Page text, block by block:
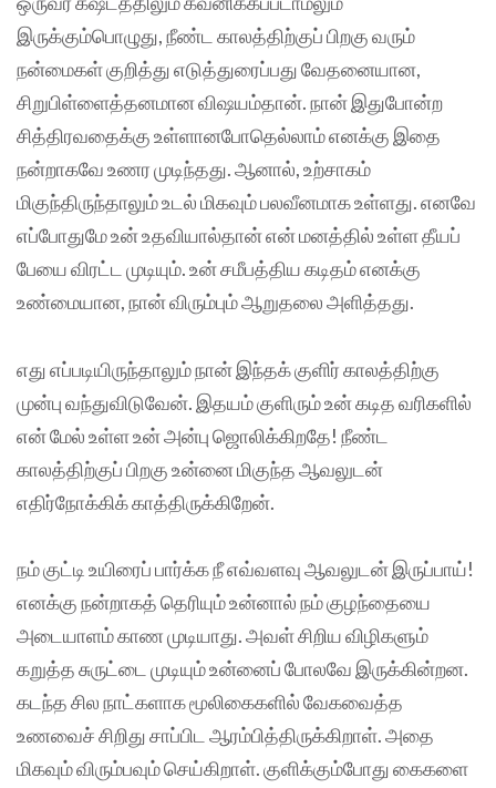
இருக்கும்பொழுது, நீண்ட காலத்திற்குப் பிறகு வரும்
நன்மைகள் குறித்து எடுத்துரைப்பது வேதனையான,
சிறுபிள்ளைத்தனமான விஷயம்தான். நான் இதுபோன்ற
சித்திரவதைக்கு உள்ளானபோதெல்லாம் எனக்கு இதை
நன்றாகவே உணர முடிந்தது. ஆனால், உற்சாகம்
மிகுந்திருந்தாலும் உடல் மிகவும் பலவீனமாக உள்ளது. எனவே
எப்போதுமே உன் உதவியால்தான் என் மனத்தில் உள்ள தீயப்
பேயை விரட்ட முடியும். உன் சமீபத்திய கடிதம் எனக்கு
உண்மையான, நான் விரும்பும் ஆறுதலை அளித்தது.
எது எப்படியிருந்தாலும் நான் இந்தக் குளிர் காலத்திற்கு
முன்பு வந்துவிடுவேன். இதயம் குளிரும் உன் கடித வரிகளில்
என் மேல் உள்ள உன் அன்பு ஜொலிக்கிறதே! நீண்ட
காலத்திற்குப் பிறகு உன்னை மிகுந்த ஆவலுடன்
எதிர்நோக்கிக் காத்திருக்கிறேன்.
நம் குட்டி உயிரைப் பார்க்க நீ எவ்வளவு ஆவலுடன் இருப்பாய்!
எனக்கு நன்றாகத் தெரியும் உன்னால் நம் குழந்தையை
அடையாளம் காண முடியாது. அவள் சிறிய விழிகளும்
கறுத்த சுருட்டை முடியும் உன்னைப் போலவே இருக்கின்றன.
கடந்த சில நாட்களாக மூலிகைகளில் வேகவைத்த
உணவைச் சிறிது சாப்பிட ஆரம்பித்திருக்கிறாள். அதை
மிகவும் விரும்பவும் செய்கிறாள். குளிக்கும்போது கைகளை